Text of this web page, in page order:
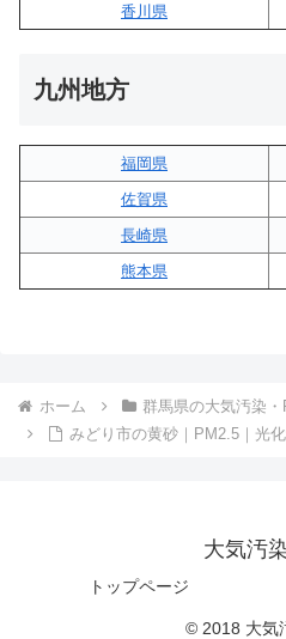
香川県
九州地方
福岡県
佐賀県
長崎県
熊本県
ホーム
群馬県の大気汚染
みどり市の黄砂｜PM2.5｜光
大気汚
トップページ
© 2018 大気